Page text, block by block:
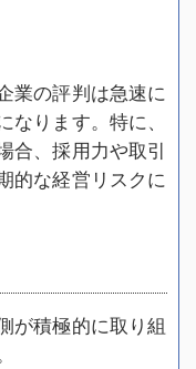
業の評判は急速に
ります。特に、
合、採用力や取引
的な経営リスクに
が積極的に取り組